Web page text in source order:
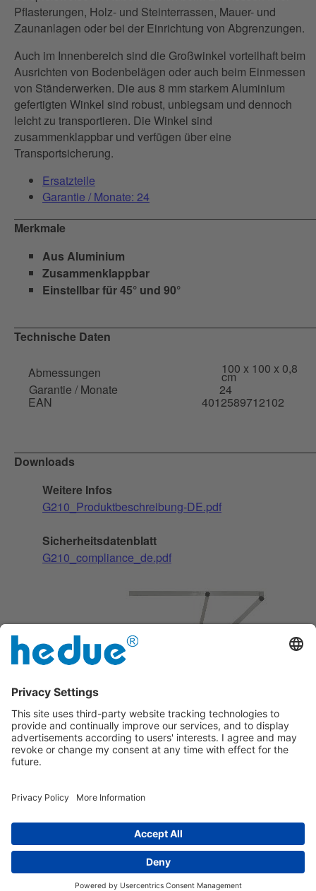
Pflasterungen, Holz- und Steinterrassen, Mauer- und
Zaunanlagen oder bei der Einrichtung von Abgrenzungen.
Auch im Innenbereich sind die Großwinkel vorteilhaft beim
Ausrichten von Bodenbelägen oder auch beim Einmessen
von Ständerwerken. Die aus 8 mm starkem Aluminium
gefertigten Winkel sind robust, unbiegsam und dennoch
leicht zu transportieren. Die Winkel sind
zusammenklappbar und verfügen über eine
Transportsicherung.
Ersatzteile
Garantie / Monate: 24
Merkmale
Aus Aluminium
Zusammenklappbar
Einstellbar für 45° und 90°
Technische Daten
Abmessungen 100 x 100 x 0,8
cm
Garantie / Monate 24
EAN 4012589712102
Downloads
Weitere Infos
G210_Produktbeschreibung-DE.pdf
Sicherheitsdatenblatt
G210_compliance_de.pdf
Zusammenklappbar
Einstellbar für 45° und 90°
über uns|Datenschutzerklärung